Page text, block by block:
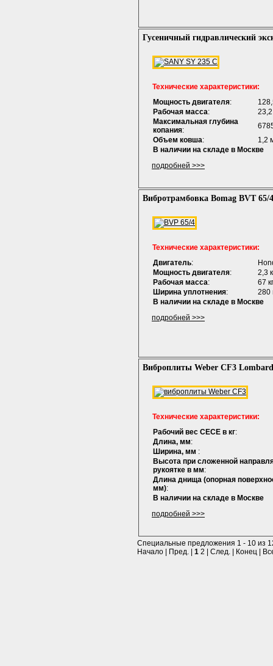
Гусеничный гидравлический
Технические характеристики:
Мощность двигателя:
Рабочая масса:
Максимальная глубина
копания:
Объем ковша:
1,2
В наличии на складе в Москве
подробней >>>
Вибротрамбовка Bomag BVT 65/4
Технические характеристики:
Двигатель:
Мощность двигателя:
2,3
Рабочая масса:
67 кг
Ширина уплотнения:
280
В наличии на складе в Москве
подробней >>>
Виброплиты Weber CF3
Технические характеристики:
Рабочий вес СЕСЕ в кг:
Длина, мм:
Ширина, мм :
Высота при сложенной
рукоятке в мм:
Длина днища (опорная
мм):
В наличии на складе в Москве
подробней >>>
Специальные предложения 1 - 10 из
Начало | Пред. | 1 2 След. Конец